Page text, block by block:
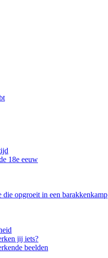
18e eeuw
opgroeit in een barakkenkamp
jij iets?
beelden